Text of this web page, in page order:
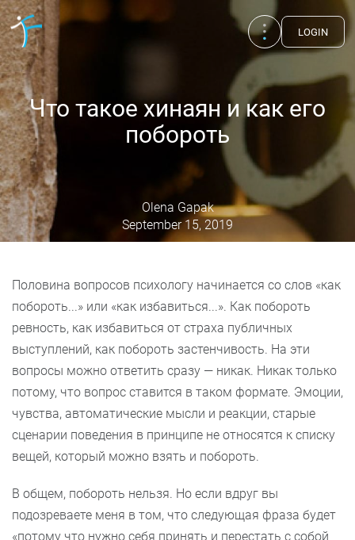
Therapists
UAENRU
LOGIN
Что такое хинаян и как его
побороть
Olena Gapak
September 15, 2019
Половина вопросов психологу начинается со слов «как
побороть...» или «как избавиться...». Как побороть
ревность, как избавиться от страха публичных
выступлений, как побороть застенчивость. На эти
вопросы можно ответить сразу — никак. Никак только
потому, что вопрос ставится в таком формате. Эмоции,
чувства, автоматические мысли и реакции, старые
сценарии поведения в принципе не относятся к списку
вещей, который можно взять и побороть.
В общем, побороть нельзя. Но если вдруг вы
подозреваете меня в том, что следующая фраза будет
«потому что нужно себя принять и перестать с собой